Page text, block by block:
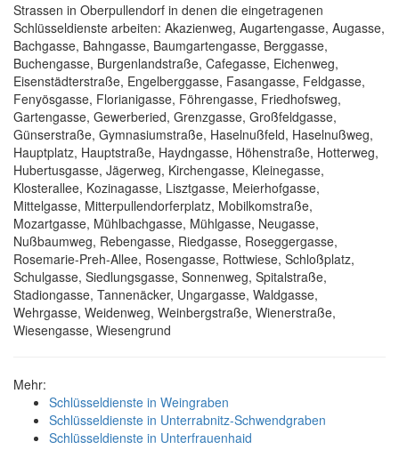
Strassen in Oberpullendorf in denen die eingetragenen
Schlüsseldienste arbeiten: Akazienweg, Augartengasse, Augasse,
Bachgasse, Bahngasse, Baumgartengasse, Berggasse,
Buchengasse, Burgenlandstraße, Cafegasse, Eichenweg,
Eisenstädterstraße, Engelberggasse, Fasangasse, Feldgasse,
Fenyösgasse, Florianigasse, Föhrengasse, Friedhofsweg,
Gartengasse, Gewerberied, Grenzgasse, Großfeldgasse,
Günserstraße, Gymnasiumstraße, Haselnußfeld, Haselnußweg,
Hauptplatz, Hauptstraße, Haydngasse, Höhenstraße, Hotterweg,
Hubertusgasse, Jägerweg, Kirchengasse, Kleinegasse,
Klosterallee, Kozinagasse, Lisztgasse, Meierhofgasse,
Mittelgasse, Mitterpullendorferplatz, Mobilkomstraße,
Mozartgasse, Mühlbachgasse, Mühlgasse, Neugasse,
Nußbaumweg, Rebengasse, Riedgasse, Roseggergasse,
Rosemarie-Preh-Allee, Rosengasse, Rottwiese, Schloßplatz,
Schulgasse, Siedlungsgasse, Sonnenweg, Spitalstraße,
Stadiongasse, Tannenäcker, Ungargasse, Waldgasse,
Wehrgasse, Weidenweg, Weinbergstraße, Wienerstraße,
Wiesengasse, Wiesengrund
Mehr:
Schlüsseldienste in Weingraben
Schlüsseldienste in Unterrabnitz-Schwendgraben
Schlüsseldienste in Unterfrauenhaid